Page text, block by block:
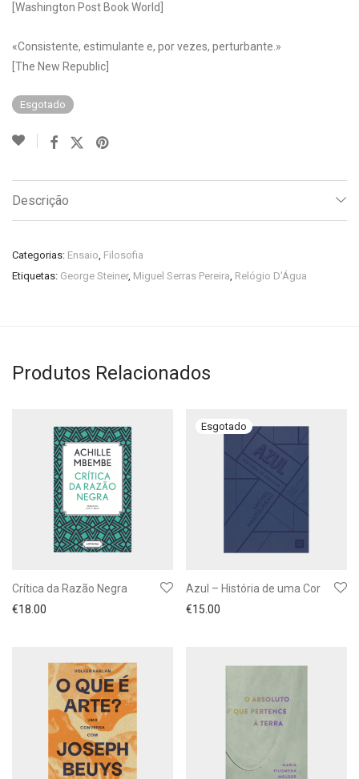
[Washington Post Book World]
«Consistente, estimulante e, por vezes, perturbante.»
[The New Republic]
Esgotado
Descrição
Categorias: Ensaio, Filosofia
Etiquetas: George Steiner, Miguel Serras Pereira, Relógio D'Água
Produtos Relacionados
Crítica da Razão Negra
€18.00
Azul – História de uma Cor
€15.00